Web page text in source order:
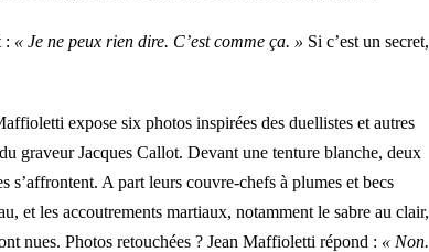
: « Je ne peux rien dire. C’est comme ça. » Si c’est un secret,
expose six photos inspirées des duellistes et autres
graveur Jacques Callot. Devant une tenture blanche, deux
s’affrontent. A part leurs couvre-chefs à plumes et becs
et les accoutrements martiaux, notamment le sabre au clair,
nues. Photos retouchées ? Jean Maffioletti répond : « Non.